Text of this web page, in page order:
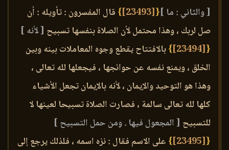
[ والثاني : ما ]{
[23493]
} قال المفسرون : تأويله : أن
صل لربك ، وهذا محتمل لأن الصلاة بنفسها تسبيح [ لأنه ]
{
[23494]
}بالافتتاح يقطع وجوه المعاملات بينه وبين
الخلق ، ويمنع نفسه عن حوائجها ، فيجعلها لله تعالى ،
وهذا هو التوحيد والإيمان ، لأنه بالإيمان تجعل الأشياء
كلها لله تعالى سالمة ، فصارت الصلاة تسبيحا لعينها لا
للتسبيح [ المجعول فيها . ومن حمل التسبيح ]
{
[23495]
} على الاسم فقال : نزه اسمه ، فلذلك يرجع إلى